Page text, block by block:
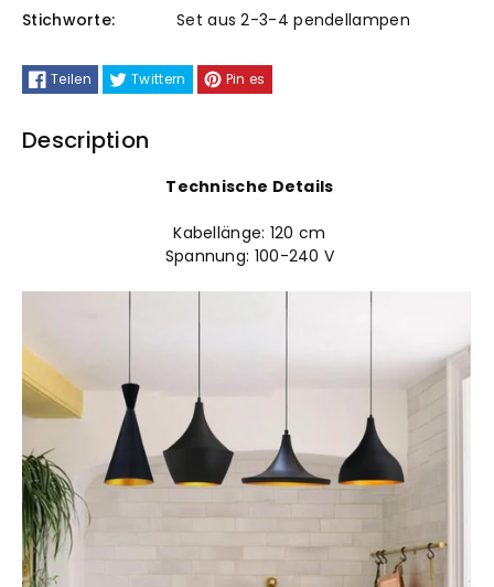
Pendelleuchte
Pendelleuchte
Stichworte: Set aus 2-3-4 pendellampen
Teilen Twittern Pin es
Description
Technische Details
Kabellänge: 120 cm
Spannung: 100-240 V